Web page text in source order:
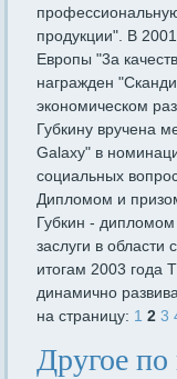
продукции". В
Европы "3а
награжден
экономическом
Губкину вручена
Galaxy" в
социальных
Дипломом и
Губкин -
заслуги в области
итогам 2003 года
динамично
на страницу: 1 2 3
Другое по